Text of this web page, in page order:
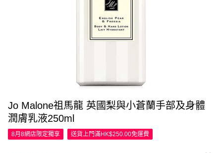
Jo Malone祖馬龍 英國梨與小蒼蘭手部及身體
潤膚乳液250ml
8月8網店限定獨享 送貨上門滿HK$250.00免運費